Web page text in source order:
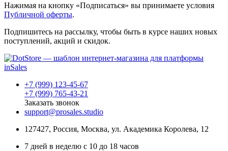
Нажимая на кнопку «Подписаться» вы принимаете условия
Публичной оферты.
Подпишитесь на рассылку, чтобы быть в курсе наших новых
поступлений, акций и скидок.
+7 (999) 123-45-67
+7 (999) 765-43-21
Заказать звонок
support@prosales.studio
127427, Россия, Москва, ул. Академика Королева, 12
7 дней в неделю с 10 до 18 часов